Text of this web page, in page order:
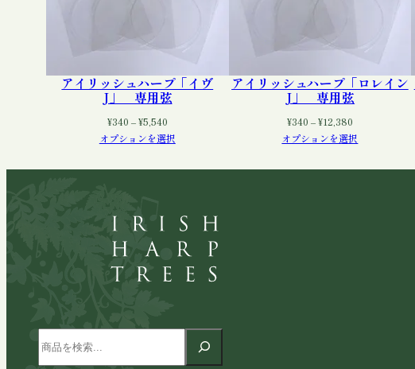
アイリッシュハープ「イヴ
J」 専用弦
¥340 –¥5,540価
格
オプションを選択
アイリッシュハープ「ロレイン
J」 専用弦
¥340 –¥12,380価
格
オプションを選択
索